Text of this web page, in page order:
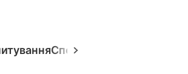
Спецпроєкти